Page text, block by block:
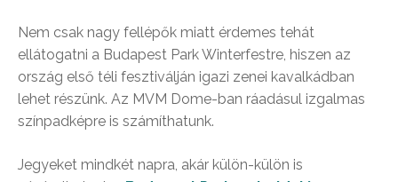
Nem csak nagy fellépők miatt érdemes tehát
ellátogatni a Budapest Park Winterfestre, hiszen az
ország első téli fesztiválján igazi zenei kavalkádban
lehet részünk. Az MVM Dome-ban ráadásul izgalmas
színpadképre is számíthatunk.
Jegyeket mindkét napra, akár külön-külön is